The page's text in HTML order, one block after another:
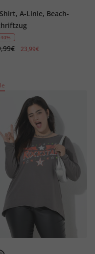
A-Linie, Beach-
23,99€